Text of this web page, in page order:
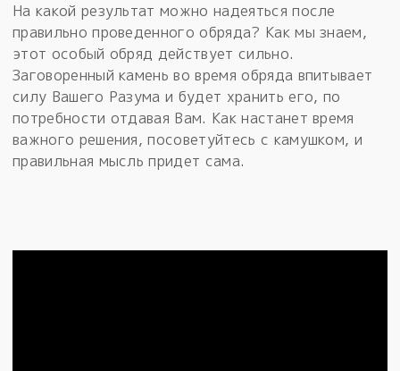
На какой результат можно надеяться после
правильно проведенного обряда? Как мы знаем,
этот особый обряд действует сильно.
Заговоренный камень во время обряда впитывает
силу Вашего Разума и будет хранить его, по
потребности отдавая Вам. Как настанет время
важного решения, посоветуйтесь с камушком, и
правильная мысль придет сама.